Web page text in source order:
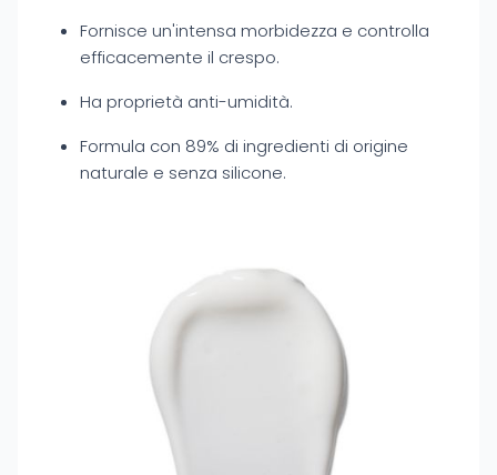
Fornisce un'intensa morbidezza e controlla
efficacemente il crespo.
Ha proprietà anti-umidità.
Formula con 89% di ingredienti di origine
naturale e senza silicone.